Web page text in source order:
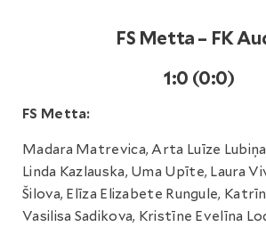
FS Metta – FK
1:0 (0:0)
FS Metta:
Madara Matrevica, Arta Luīze
Linda Kazlauska, Uma Upīte, Laura
Šilova, Elīza Elizabete Rungule,
Vasilisa Sadikova, Kristīne Evelīna